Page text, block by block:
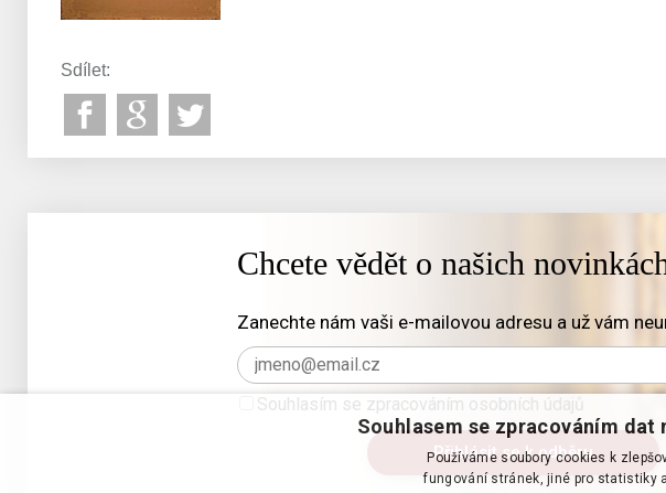
Sdílet:
Chcete vědět o našich
Zanechte nám vaši e-mailovou adresu a už vám
Souhlasím se zpracováním osobních údajů
Souhlasem se zpracováním dat
Používáme soubory cookies k
fungování stránek, jiné pro statistiky